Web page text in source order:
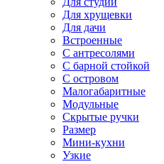
Для хрущевки
Для дачи
Встроенные
С антресолями
С барной стойкой
С островом
Малогабаритные
Модульные
Скрытые ручки
Размер
Мини-кухни
Узкие